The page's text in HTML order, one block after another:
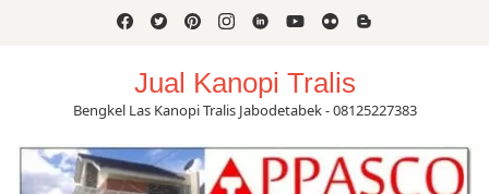
Jual Kanopi Tralis
Bengkel Las Kanopi Tralis Jabodetabek - 08125227383